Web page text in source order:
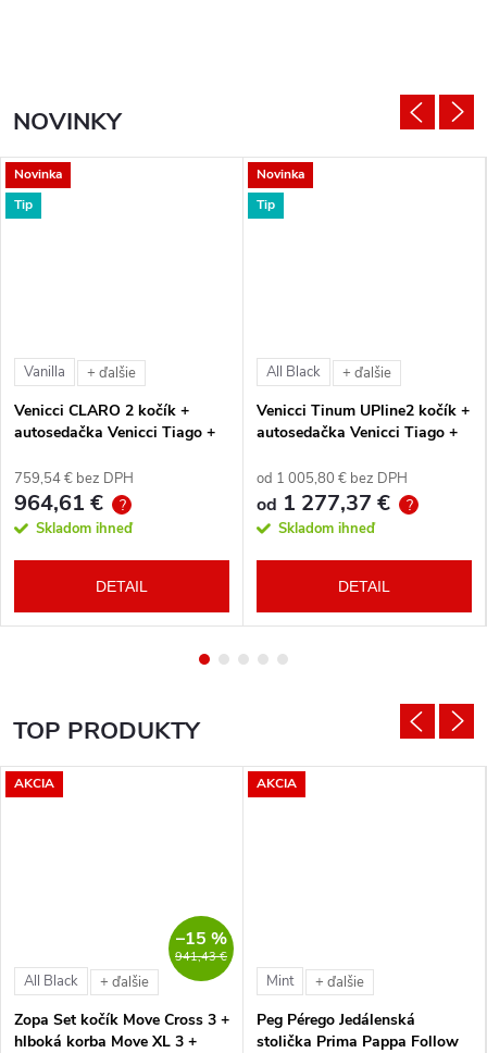
NOVINKY
Novinka
Tip
Vanilla + ďalšie
Venicci CLARO 2 kočík +
autosedačka Venicci Tiago +
759,54 € bez DPH
964,61 € ?
Skladom ihneď
DETAIL
Novinka
Tip
All Black + ďalšie
Venicci Tinum UPline2 kočík +
autosedačka Venicci Tiago +
od 1 005,80 € bez DPH
od 1 277,37 € ?
Skladom ihneď
DETAIL
TOP PRODUKTY
AKCIA
941,43 €
–15 %
All Black + ďalšie
Zopa Set kočík Move Cross 3 +
hlboká korba Move XL 3 +
AKCIA
Mint + ďalšie
Peg Pérego Jedálenská
stolička Prima Pappa Follow